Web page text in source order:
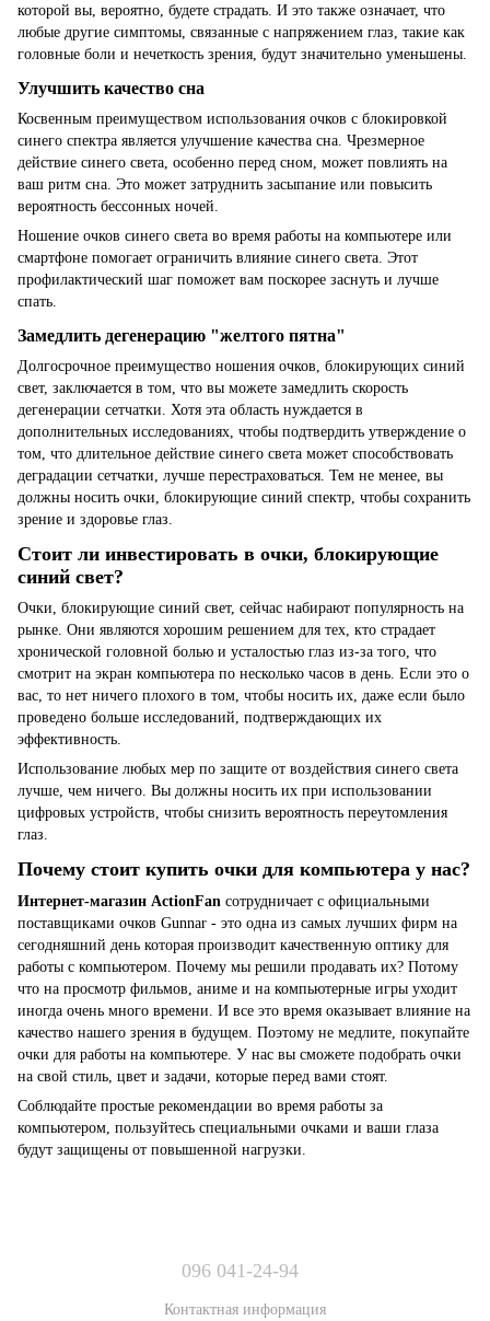
которой вы, вероятно, будете страдать. И это также означает, что
любые другие симптомы, связанные с напряжением глаз, такие как
головные боли и нечеткость зрения, будут значительно уменьшены.
Улучшить качество сна
Косвенным преимуществом использования очков с блокировкой
синего спектра является улучшение качества сна. Чрезмерное
действие синего света, особенно перед сном, может повлиять на
ваш ритм сна. Это может затруднить засыпание или повысить
вероятность бессонных ночей.
Ношение очков синего света во время работы на компьютере или
смартфоне помогает ограничить влияние синего света. Этот
профилактический шаг поможет вам поскорее заснуть и лучше
спать.
Замедлить дегенерацию "желтого пятна"
Долгосрочное преимущество ношения очков, блокирующих синий
свет, заключается в том, что вы можете замедлить скорость
дегенерации сетчатки. Хотя эта область нуждается в
дополнительных исследованиях, чтобы подтвердить утверждение о
том, что длительное действие синего света может способствовать
деградации сетчатки, лучше перестраховаться. Тем не менее, вы
должны носить очки, блокирующие синий спектр, чтобы сохранить
зрение и здоровье глаз.
Стоит ли инвестировать в очки, блокирующие
синий свет?
Очки, блокирующие синий свет, сейчас набирают популярность на
рынке. Они являются хорошим решением для тех, кто страдает
хронической головной болью и усталостью глаз из-за того, что
смотрит на экран компьютера по несколько часов в день. Если это о
вас, то нет ничего плохого в том, чтобы носить их, даже если было
проведено больше исследований, подтверждающих их
эффективность.
Использование любых мер по защите от воздействия синего света
лучше, чем ничего. Вы должны носить их при использовании
цифровых устройств, чтобы снизить вероятность переутомления
глаз.
Почему стоит купить очки для компьютера у нас?
Интернет-магазин ActionFan сотрудничает с официальными
поставщиками очков Gunnar - это одна из самых лучших фирм на
сегодняшний день которая производит качественную оптику для
работы с компьютером. Почему мы решили продавать их? Потому
что на просмотр фильмов, аниме и на компьютерные игры уходит
иногда очень много времени. И все это время оказывает влияние на
качество нашего зрения в будущем. Поэтому не медлите, покупайте
очки для работы на компьютере. У нас вы сможете подобрать очки
на свой стиль, цвет и задачи, которые перед вами стоят.
Соблюдайте простые рекомендации во время работы за
компьютером, пользуйтесь специальными очками и ваши глаза
будут защищены от повышенной нагрузки.
096 041-24-94
Контактная информация